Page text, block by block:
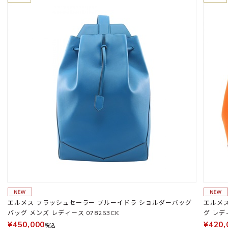
エルメス フラッシュセーラー ブルーイドラ ショルダーバッグ
バッグ メンズ レディース 078253CK
¥450,000税込
エルメ
グ レデ